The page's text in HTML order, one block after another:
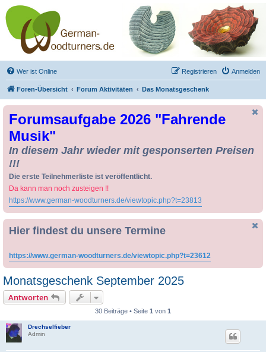
Drechseln und
Kunsthandwerk -
German-Woodturners
*Forum Sauerland*
Der Treffpunkt für Drechsler und Freunde des Kunsthandwerks
Wer ist Online Anmelden
Registrieren
Foren-Übersicht Forum Aktivitäten Das Monatsgeschenk
Forumsaufgabe 2026 "Fahrende
Musik"
In diesem Jahr wieder mit gesponserten Preisen
!!!
Die erste Teilnehmerliste ist veröffentlicht.
Da kann man noch zusteigen !!
https://www.german-woodturners.de/viewtopic.php?t=23813
Hier findest du unsere Termine
https://www.german-woodturners.de/viewtopic.php?t=23612
Monatsgeschenk September 2025
Antworten
30 Beiträge • Seite 1 von 1
Drechselfieber
Admin